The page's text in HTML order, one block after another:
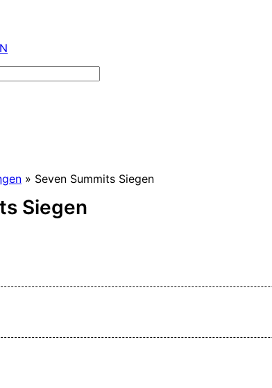
» Seven Summits Siegen
Siegen